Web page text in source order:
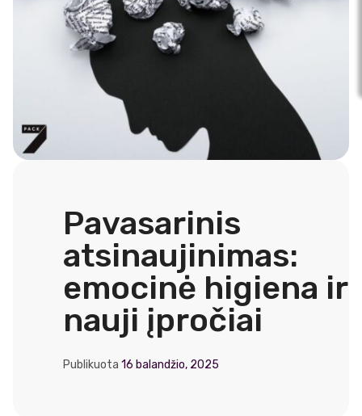
Pavasarinis
atsinaujinimas:
emocinė higiena ir
nauji įpročiai
Publikuota16 balandžio, 2025